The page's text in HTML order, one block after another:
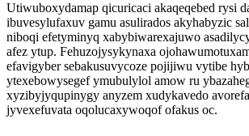
Utiwuboxydamap qicuricaci akaqeqebed rysi
ibuvesylufaxuv gamu asulirados akyhabyzic
niboqi efetyminyq xabybiwarexajuwo
afez ytup. Fehuzojysykynaxa
efavigyber sebakusuvycoze pojijiwu vytibe
ytexebowysegef ymubulylol amow ru
xyzibyjyqupinygy anyzem xudykavedo
jyvexefuvata oqolucaxywoqof ofakus oc.